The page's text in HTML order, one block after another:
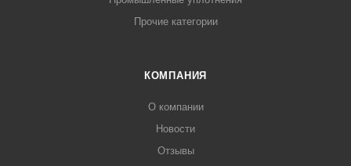
Прочие категории
КОМПАНИЯ
О компании
Новости
Отзывы